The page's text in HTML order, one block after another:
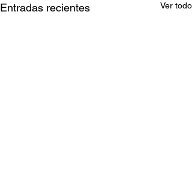
Entradas recientes Ver todo